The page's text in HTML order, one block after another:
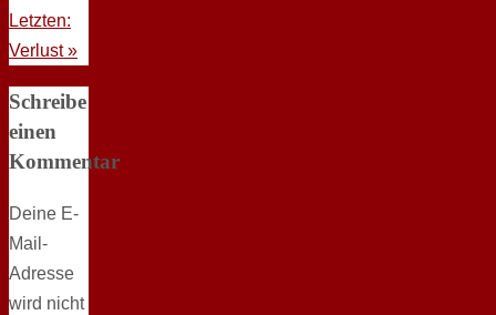
Letzten:
Verlust»
Schreibe
einen
Kommentar
Deine E-
Mail-
Adresse
wird nicht